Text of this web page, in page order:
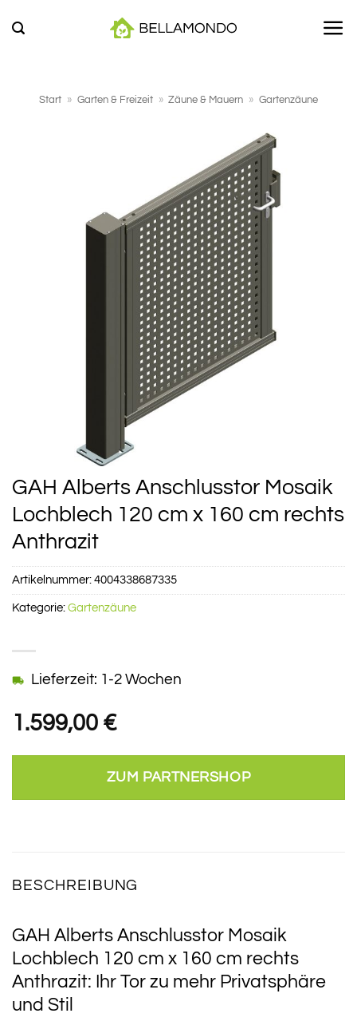
Inhalt
Start » Garten & Freizeit » Zäune & Mauern » Gartenzäune
GAH Alberts Anschlusstor Mosaik
Lochblech 120 cm x 160 cm rechts
Anthrazit
1.599,00 €
Lieferzeit: 1-2 Wochen
ZUM PARTNERSHOP
Artikelnummer: 4004338687335
Kategorie: Gartenzäune
BESCHREIBUNG
GAH Alberts Anschlusstor Mosaik
Lochblech 120 cm x 160 cm rechts
Anthrazit: Ihr Tor zu mehr Privatsphäre
und Stil